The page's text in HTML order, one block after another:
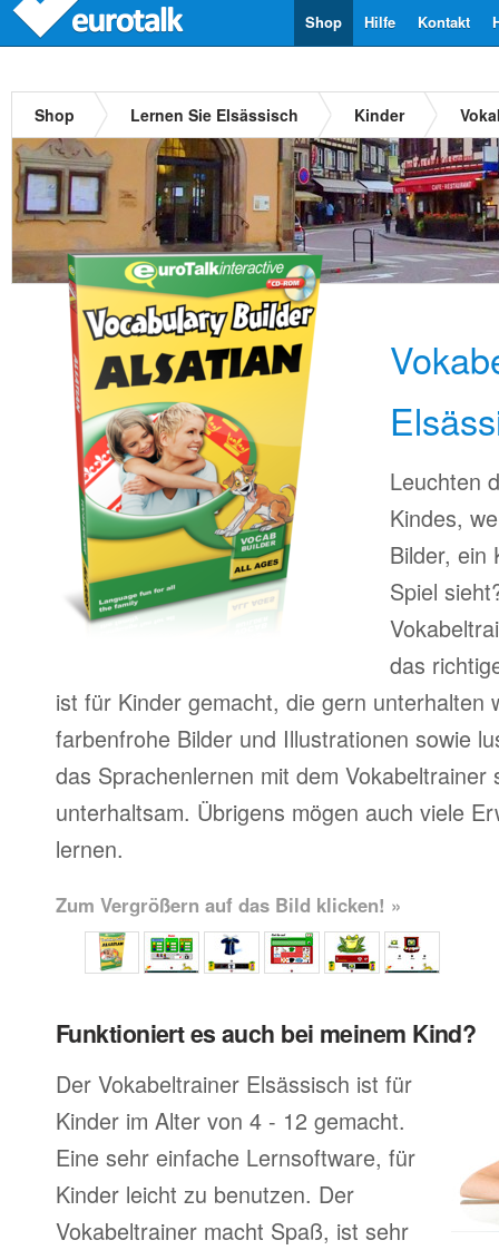
Kontakt
Hilfe
Shop
Shop Lernen Sie Elsässisch Kinder
Leuchten
Kindes,
Bilder, ein
Spiel
das
ist für Kinder gemacht, die gern unterhalten
farbenfrohe Bilder und Illustrationen sowie
das Sprachenlernen mit dem Vokabeltrainer
unterhaltsam. Übrigens mögen auch viele
lernen.
Zum Vergrößern auf das Bild klicken! »
Funktioniert es auch bei meinem Kind?
Der Vokabeltrainer Elsässisch ist für
Kinder im Alter von 4 - 12 gemacht.
Eine sehr einfache Lernsoftware, für
Kinder leicht zu benutzen. Der
Vokabeltrainer macht Spaß, ist sehr